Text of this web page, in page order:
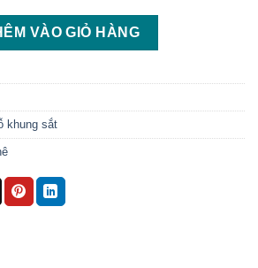
bar chân cao bọc nệm ngồi số lượng
VÀO GIỎ HÀNG
khung sắt